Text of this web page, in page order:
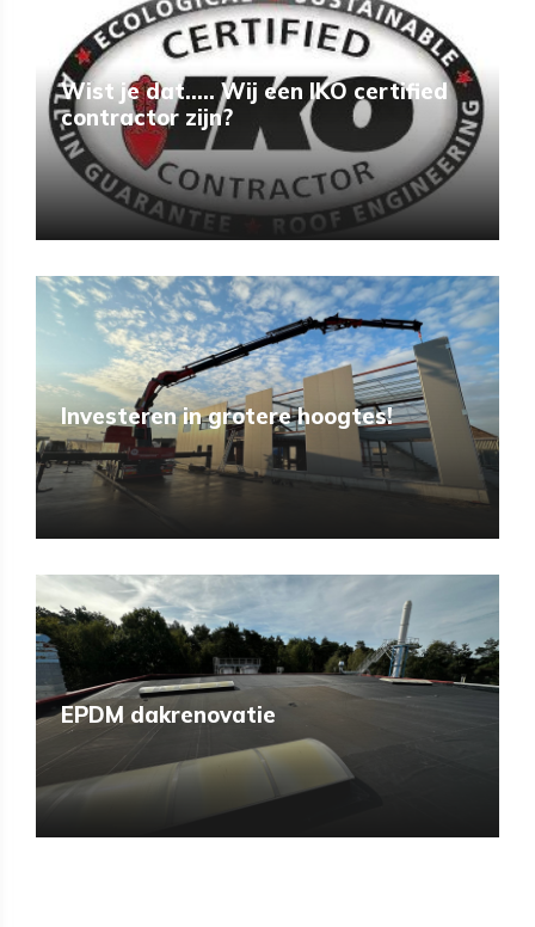
Wist je dat..... Wij een IKO certified
contractor zijn?
Investeren in grotere hoogtes!
EPDM dakrenovatie